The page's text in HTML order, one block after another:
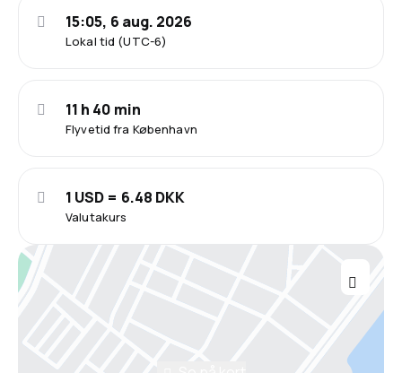
Lokal tid (UTC-6)
15:05, 6 aug. 2026
Flyvetid fra København
11 h 40 min
Valutakurs
1 USD = 6.48 DKK